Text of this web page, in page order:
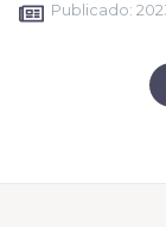
Publicado: